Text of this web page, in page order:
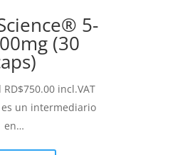
5-
(30
RD$750.00 incl.VAT
un intermediario
en…